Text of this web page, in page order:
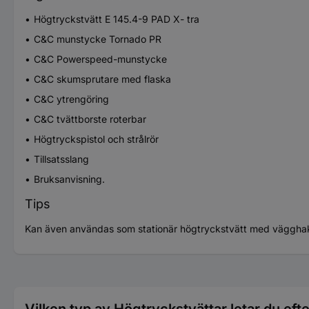
Högtryckstvätt E 145.4-9 PAD X- tra
C&C munstycke Tornado PR
C&C Powerspeed-munstycke
C&C skumsprutare med flaska
C&C ytrengöring
C&C tvättborste roterbar
Högtryckspistol och strålrör
Tillsatsslang
Bruksanvisning.
Tips
Kan även användas som stationär högtryckstvätt med